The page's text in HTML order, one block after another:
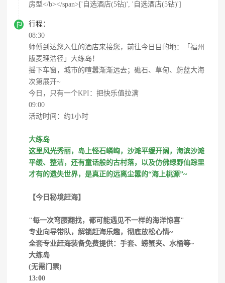
房型</b></span>['自选酒店(5钻)', '自选酒店(5钻)']

行程：
08:30
师傅到达您入住的酒店来接您，前往今日目的地：「福州
版麦理浩径」大练岛！
摇下车窗，城市的喧嚣渐渐远去；礁石、草甸、蔚蓝大海
次第展开~
今日，只有一个KPI：把快乐值拉满
09:00
活动时间：约1小时
大练岛
这里风光秀丽，岛上怪石嶙峋，沙滩平缓开阔，海滨沙滩
平缓、整洁，还有童话般的古村落，以及仿佛绿野仙踪里
才有的遗失世界，是真正的远离尘嚣的“海上桃源”~
【今日秘境赶海】
"每一次弯腰翻找，都可能遇见不一样的海洋惊喜"
专业向导带队，解锁赶海乐趣，彻底放松心情~
全套专业赶海装备免费提供：手套、螃蟹夹、水桶等~
大练岛
(无需门票)
13:00